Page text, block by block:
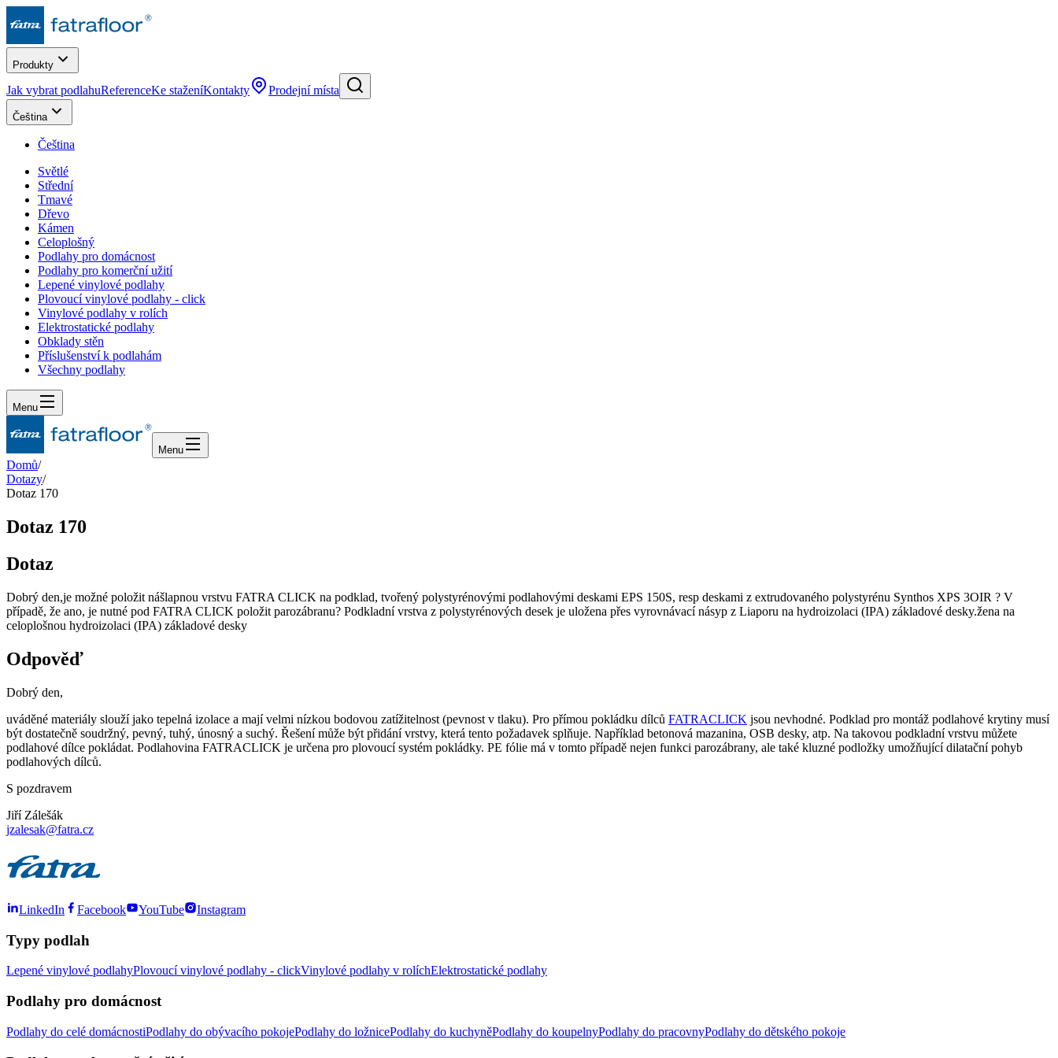
Produkty
Jak vybrat podlahuReferenceKe staženíKontakty Prodejní místa
Čeština
Čeština
Světlé
Střední
Tmavé
Dřevo
Kámen
Celoplošný
Podlahy pro domácnost
Podlahy pro komerční užití
Lepené vinylové podlahy
Plovoucí vinylové podlahy - click
Vinylové podlahy v rolích
Elektrostatické podlahy
Obklady stěn
Příslušenství k podlahám
Všechny podlahy
Menu
Menu
Domů/
Dotazy/
Dotaz 170
Dotaz 170
Dotaz
Dobrý den,je možné položit nášlapnou vrstvu FATRA CLICK na podklad, tvořený polystyrénovými podlahovými deskami EPS 150S, resp deskami z extrudovaného polystyrénu Synthos XPS 3OIR ? V
případě, že ano, je nutné pod FATRA CLICK položit parozábranu? Podkladní vrstva z polystyrénových desek je uložena přes vyrovnávací násyp z Liaporu na hydroizolaci (IPA) základové desky.žena na
celoplošnou hydroizolaci (IPA) základové desky
Odpověď
Dobrý den,
uváděné materiály slouží jako tepelná izolace a mají velmi nízkou bodovou zatížitelnost (pevnost v tlaku). Pro přímou pokládku dílců FATRACLICK jsou nevhodné. Podklad pro montáž podlahové krytiny musí
být dostatečně soudržný, pevný, tuhý, únosný a suchý. Řešení může být přidání vrstvy, která tento požadavek splňuje. Například betonová mazanina, OSB desky, atp. Na takovou podkladní vrstvu můžete
podlahové dílce pokládat. Podlahovina FATRACLICK je určena pro plovoucí systém pokládky. PE fólie má v tomto případě nejen funkci parozábrany, ale také kluzné podložky umožňující dilatační pohyb
podlahových dílců.
S pozdravem
Jiří Zálešák
jzalesak@fatra.cz
LinkedIn Facebook YouTube Instagram
Typy podlah
Lepené vinylové podlahyPlovoucí vinylové podlahy - clickVinylové podlahy v rolíchElektrostatické podlahy
Podlahy pro domácnost
Podlahy do celé domácnostiPodlahy do obývacího pokojePodlahy do ložnicePodlahy do kuchyněPodlahy do koupelnyPodlahy do pracovnyPodlahy do dětského pokoje